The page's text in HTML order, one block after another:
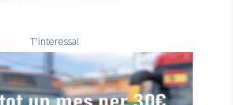
T'interessa!